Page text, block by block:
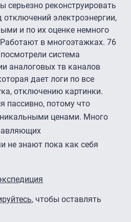
серьезно реконструировать
отключений электроэнергии,
и по их оценке немного
Работают в многоэтажках. 76
система
аналоговых тв каналов
дает логи по все
отключению картинки.
пассивно, потому что
ценами. Много
не знают пока как себя
, чтобы оставлять